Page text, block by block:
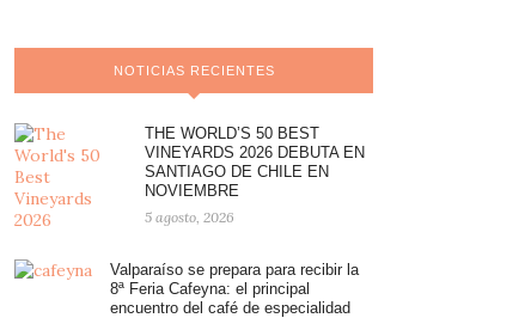
NOTICIAS RECIENTES
THE WORLD’S 50 BEST
VINEYARDS 2026 DEBUTA EN
SANTIAGO DE CHILE EN
NOVIEMBRE
5 agosto, 2026
Valparaíso se prepara para recibir la
8ª Feria Cafeyna: el principal
encuentro del café de especialidad